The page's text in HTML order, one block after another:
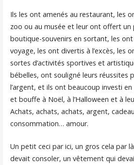
Ils les ont amenés au restaurant, les
zoo ou au musée et leur ont offert un
boutique-souvenirs en sortant, les
voyage, les ont divertis à l’excès, les
sortes d’activités sportives et
bébelles, ont souligné leurs réussites
l’argent, et ils ont beaucoup investi
et bouffe à Noël, à l’Halloween et à
Achats, achats, achats, argent,
consommation… amour.
Un petit ceci par ici, un gros cela par
devait consoler, un vêtement qui